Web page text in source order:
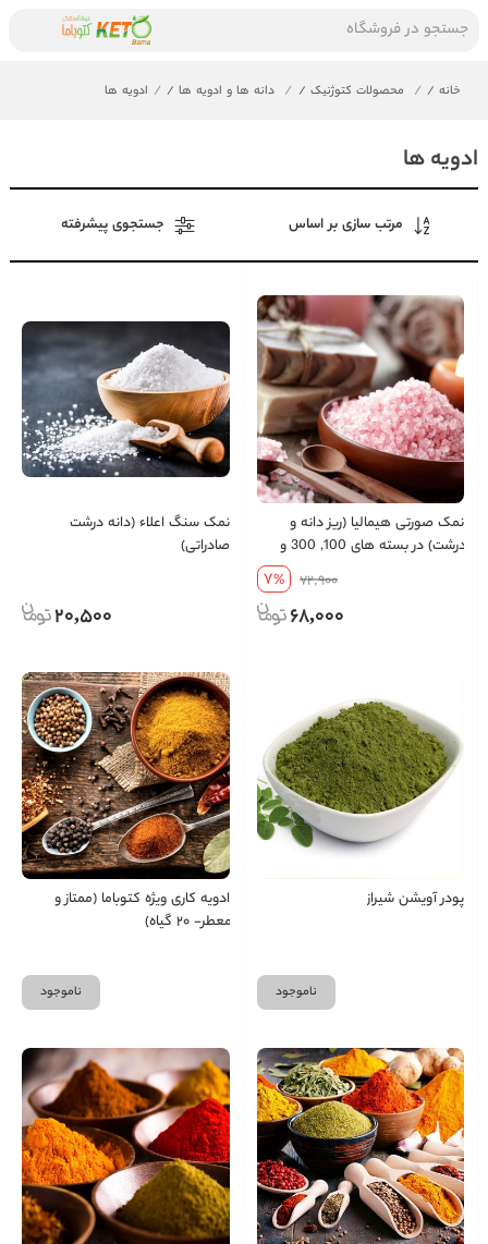
جستجو در فروشگاه
خانه / محصولات کتوژنیک / دانه ها و ادویه ها / ادویه ها
ادویه ها
مرتب سازی بر اساس جستجوی پیشرفته
نمک صورتی هیمالیا (ریز دانه و
درشت) در بسته های 100, 300 و
72,900
7%
68,000
نمک سنگ اعلاء (دانه درشت
صادراتی)
20,500
پودر آویشن شیراز
ناموجود
ادویه کاری ویژه کتوباما (ممتاز و
معطر- ۲۰ گیاه)
ناموجود